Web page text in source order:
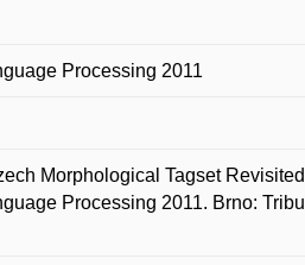
Processing 2011
Morphological Tagset
Processing 2011. Brno: